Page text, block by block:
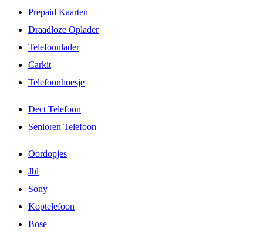
Prepaid Kaarten
Draadloze Oplader
Telefoonlader
Carkit
Telefoonhoesje
Dect Telefoon
Senioren Telefoon
Oordopjes
Jbl
Sony
Koptelefoon
Bose